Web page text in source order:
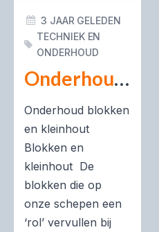
Onderhoud blokken en kleinhout
3 JAAR GELEDEN
TECHNIEK EN
ONDERHOUD
Onderhoud blokken
en kleinhout
Blokken en
kleinhout De
blokken die op
onze schepen een
‘rol’ vervullen bij